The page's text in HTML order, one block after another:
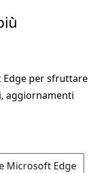
Edge per sfruttare
aggiornamenti
Microsoft Edge